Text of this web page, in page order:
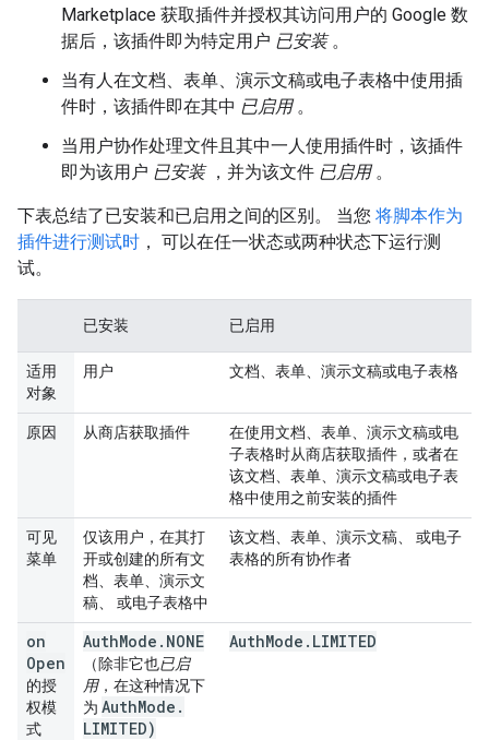
Marketplace 获取插件并授权其访问用户的 Google 数
据后，该插件即为特定用户 已安装。
当有人在文档、表单、演示文稿或电子表格中使用插
件时，该插件即在其中 已启用。
当用户协作处理文件且其中一人使用插件时，该插件
即为该用户 已安装，并为该文件 已启用。
下表总结了已安装和已启用之间的区别。 当您 将脚本作为
插件进行测试时 ， 可以在任一状态或两种状态下运行测
试。
已安装 已启用
适用
对象
用户 文档、表单、演示文稿或电子表格
原因 从商店获取插件
在使用文档、表单、演示文稿或电
子表格时从商店获取插件，或者在
该文档、表单、演示文稿或电子表
格中使用之前安装的插件
可见
菜单
仅该用户，在其打
开或创建的所有文
档、表单、演示文
稿、 或电子表格中
该文档、表单、演示文稿、 或电子
表格的所有协作者
on
Open
的授
权模
式
AuthMode . NONE
（除非它也已启
用，在这种情况下
为 AuthMode .
LIMITED)
AuthMode . LIMITED